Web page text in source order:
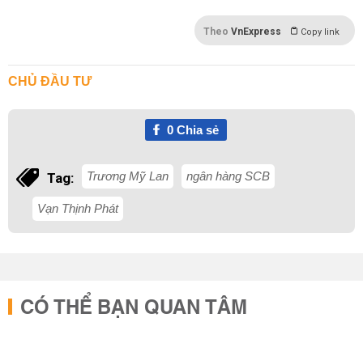
Theo VnExpress Copy link
CHỦ ĐẦU TƯ
0Chia sẻ
Tag: Trương Mỹ Lan ngân hàng SCB
Vạn Thịnh Phát
CÓ THỂ BẠN QUAN TÂM